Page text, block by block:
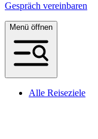
Gespräch vereinbaren
Menü öffnen
Alle Reiseziele